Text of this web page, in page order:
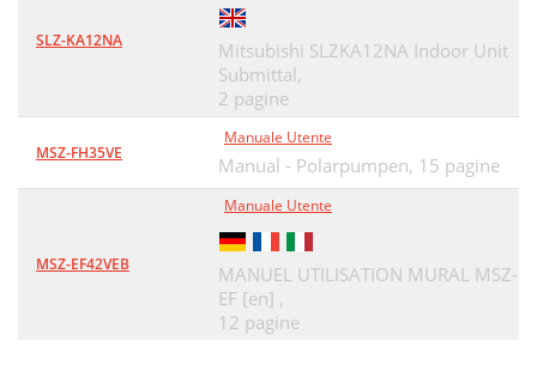
SLZ-KA12NA
Mitsubishi SLZKA12NA Indoor Unit
Submittal,
2 pagine
MSZ-FH35VE
Manuale Utente
Manual - Polarpumpen, 15 pagine
MSZ-EF42VEB
Manuale Utente
MANUEL UTILISATION MURAL MSZ-
EF [en] ,
12 pagine